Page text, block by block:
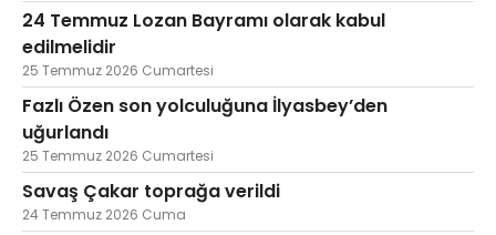
24 Temmuz Lozan Bayramı olarak kabul
edilmelidir
25 Temmuz 2026 Cumartesi
Fazlı Özen son yolculuğuna İlyasbey’den
uğurlandı
25 Temmuz 2026 Cumartesi
Savaş Çakar toprağa verildi
24 Temmuz 2026 Cuma